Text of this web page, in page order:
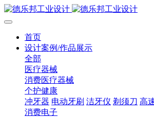
首页
设计案例/作品展示
全部
医疗器械
消费医疗器械
个护健康
冲牙器 电动牙刷 洁牙仪 剃须刀 高
消费电子